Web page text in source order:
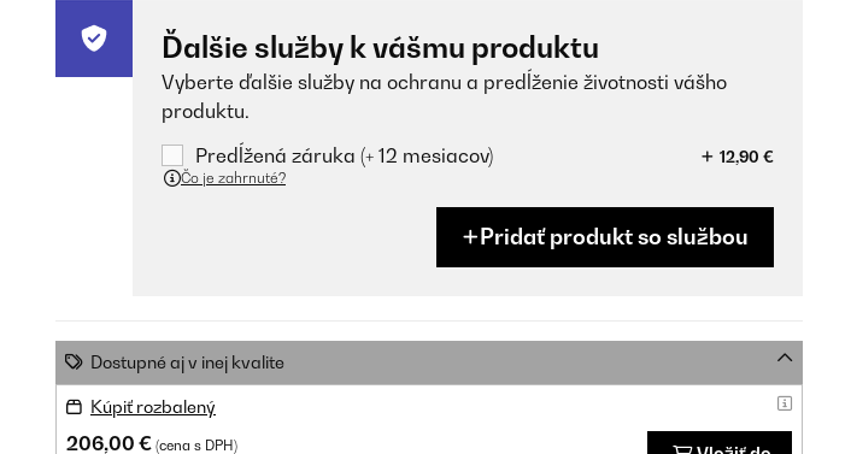
Ďalšie služby k vášmu produktu
Vyberte ďalšie služby na ochranu a predĺženie životnosti vášho
produktu.
Predĺžená záruka (+ 12 mesiacov)
12,90 €
Čo je zahrnuté?
Pridať produkt so službou
Dostupné aj v inej kvalite
Kúpiť rozbalený
206,00 € (cena s DPH)